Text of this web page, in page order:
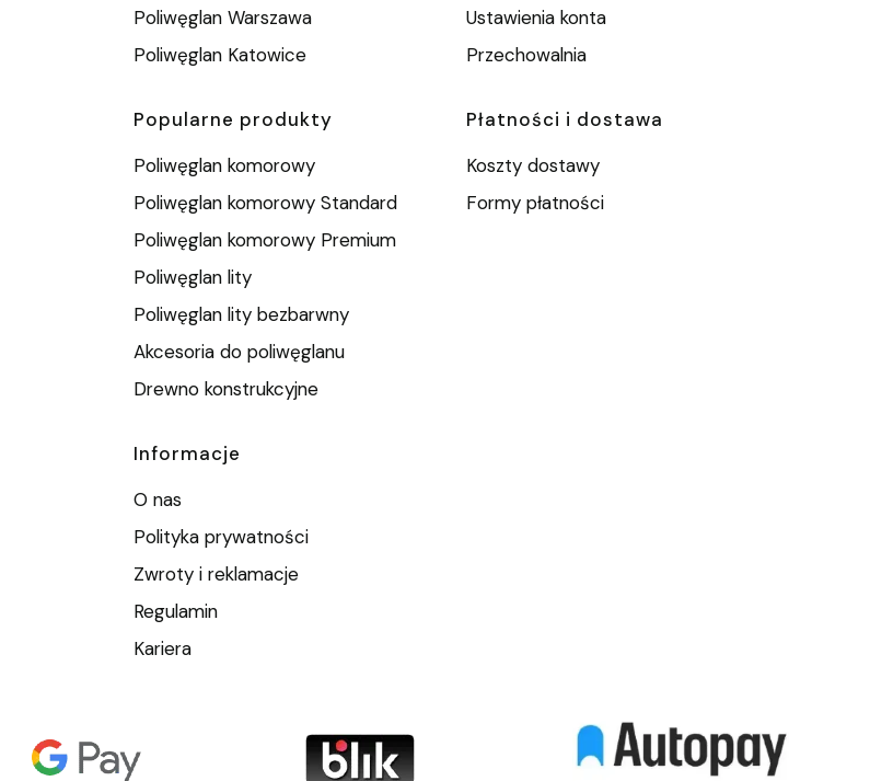
Poliwęglan Warszawa
Poliwęglan Katowice
Ustawienia konta
Przechowalnia
Popularne produkty
Poliwęglan komorowy
Poliwęglan komorowy Standard
Poliwęglan komorowy Premium
Poliwęglan lity
Poliwęglan lity bezbarwny
Akcesoria do poliwęglanu
Drewno konstrukcyjne
Płatności i dostawa
Koszty dostawy
Formy płatności
Informacje
O nas
Polityka prywatności
Zwroty i reklamacje
Regulamin
Kariera